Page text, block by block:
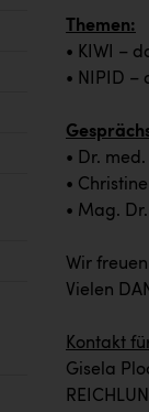
Themen:
• KIWI –
• NIPID –
• Dr.
•
• Mag.
Wir
Vielen
Kontakt
Gisela